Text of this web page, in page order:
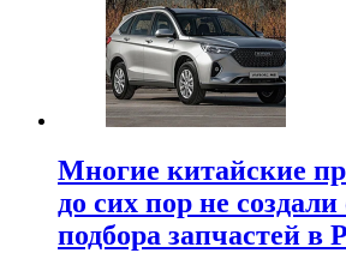
Многие китайские
до сих пор не
подбора запчастей